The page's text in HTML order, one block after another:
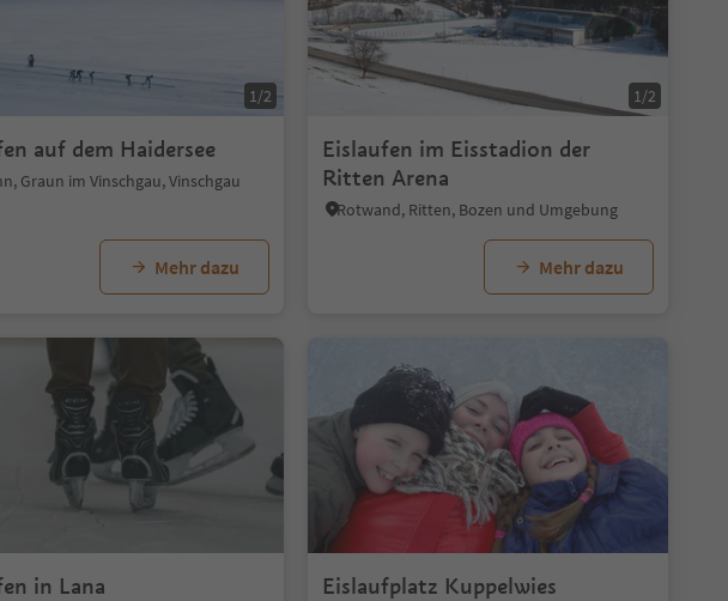
1/2
auf dem Haidersee
Graun im Vinschgau, Vinschgau
Mehr dazu
1/2
Eislaufen im Eisstadion der
Ritten Arena
Rotwand, Ritten, Bozen und Umgebung
Mehr dazu
in Lana Eislaufplatz Kuppelwies